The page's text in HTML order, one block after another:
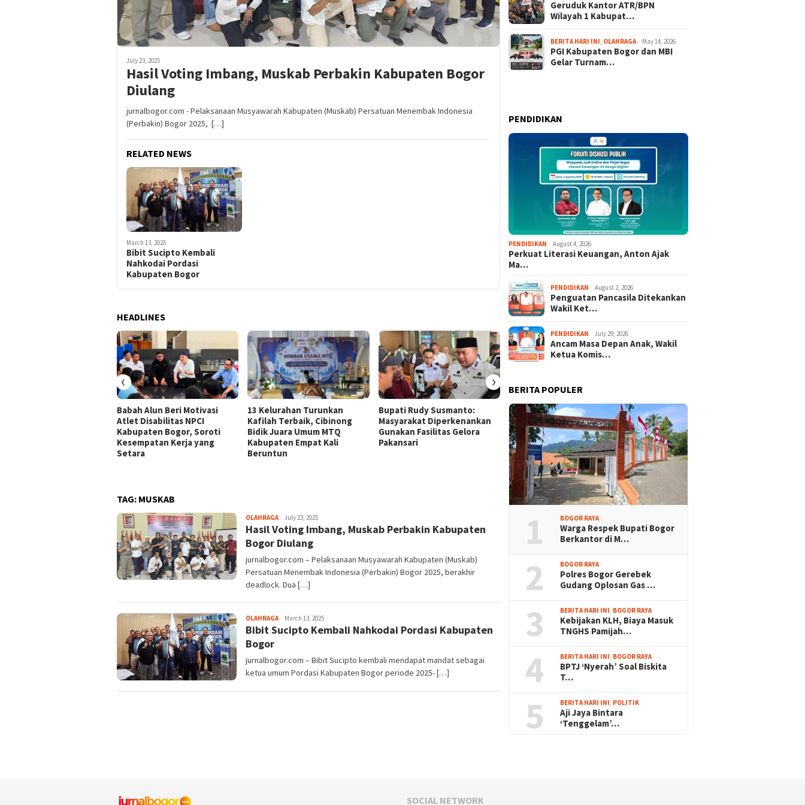
July 23, 2025
Hasil Voting Imbang, Muskab Perbakin Kabupaten Bogor
Diulang
jurnalbogor.com - Pelaksanaan Musyawarah Kabupaten (Muskab) Persatuan Menembak Indonesia
(Perbakin) Bogor 2025, […]
RELATED NEWS
March 13, 2025
Bibit Sucipto Kembali
Nahkodai Pordasi
Kabupaten Bogor
HEADLINES
Babah Alun Beri Motivasi
Atlet Disabilitas NPCI
Kabupaten Bogor, Soroti
Kesempatan Kerja yang
Setara
13 Kelurahan Turunkan
Kafilah Terbaik, Cibinong
Bidik Juara Umum MTQ
Kabupaten Empat Kali
Beruntun
Bupati Rudy Susmanto:
Masyarakat Diperkenankan
Gunakan Fasilitas Gelora
Pakansari
Bendera Merah Putih
Raksasa Terbentang Megah
di Stadion Pakansari
Ketua KONI Apresiasi Atlet
Panjat Tebing Terlibat
Pengibaran Merah Putih
Raksasa
‹ ›
TAG: MUSKAB
OLAHRAGAAga
Alamanda
July 23, 2025
Hasil Voting Imbang, Muskab Perbakin Kabupaten
Bogor Diulang
jurnalbogor.com – Pelaksanaan Musyawarah Kabupaten (Muskab)
Persatuan Menembak Indonesia (Perbakin) Bogor 2025, berakhir
deadlock. Dua […]
OLAHRAGAAga
Alamanda
March 13, 2025
Bibit Sucipto Kembali Nahkodai Pordasi Kabupaten
Bogor
jurnalbogor.com – Bibit Sucipto kembali mendapat mandat sebagai
ketua umum Pordasi Kabupaten Bogor periode 2025- […]
Geruduk Kantor ATR/BPN
Wilayah 1 Kabupat…
BERITA HARI INI OLAHRAGA May 14, 2026
PGI Kabupaten Bogor dan MBI
Gelar Turnam…
PENDIDIKAN
PENDIDIKAN August 4, 2026
Perkuat Literasi Keuangan, Anton Ajak
Ma…
PENDIDIKAN August 2, 2026
Penguatan Pancasila Ditekankan
Wakil Ket…
PENDIDIKAN July 29, 2026
Ancam Masa Depan Anak, Wakil
Ketua Komis…
BERITA POPULER
1 BOGOR RAYA
Warga Respek Bupati Bogor
Berkantor di M…
2 BOGOR RAYA
Polres Bogor Gerebek
Gudang Oplosan Gas …
3 BERITA HARI INI, BOGOR RAYA
Kebijakan KLH, Biaya Masuk
TNGHS Pamijah…
4 BERITA HARI INI, BOGOR RAYA
BPTJ ‘Nyerah’ Soal Biskita
T…
5 BERITA HARI INI, POLITIK
Aji Jaya Bintara
‘Tenggelam’…
SOCIAL NETWORK